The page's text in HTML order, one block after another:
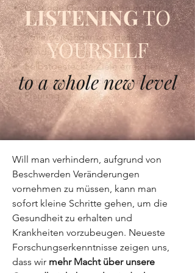
Gesunde Gewohnheiten in den
Alltag integrieren
Rolle der Gedanken/des
Mindsets erkennen
Selbstgesteckte Ziele erreichen
Zeitersparnis durch strukturierte
Planung
LISTENINGTO
YOURSELF
to a whole new level
Will man verhindern, aufgrund von
Beschwerden Veränderungen
vornehmen zu müssen, kann man
sofort kleine Schritte gehen, um die
Gesundheit zu erhalten und
Krankheiten vorzubeugen. Neueste
Forschungserkenntnisse zeigen uns,
dass wir mehr Macht über unsere